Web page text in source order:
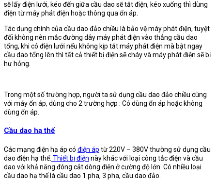
sẽ lấy điện lưới, kéo đến giữa cầu dao sẽ tắt điện, kéo xuống thì dùng
điện từ máy phát điện hoặc thông qua ổn áp.
Tác dụng chính của cầu dao đảo chiều là bảo vệ máy phát điện, tuyệt
đối không nên mắc đường dây máy phát điện vào thẳng cầu dao
tổng, khi có điện lưới nếu không kịp tắt máy phát điện mà bật ngay
cầu dao tổng lên thì tất cả thiết bị điện sẽ cháy và máy phát điện sẽ bị
hư hỏng.
Trong một số trường hợp, người ta sử dụng cầu dao đảo chiều cùng
với máy ổn áp, dùng cho 2 trường hợp : Có dùng ổn áp hoặc không
dùng ổn áp.
Cầu dao hạ thế
Các mạng điện hạ áp có điện áp từ 220V – 380V thường sử dụng cầu
dao điện hạ thế. Thiết bị điện này khác với loại công tắc điện và cầu
dao với khả năng đóng cắt dòng điện ở cường độ lớn. Có nhiều loại
cầu dao hạ thế là cầu dao 1 pha, 3 pha, cầu dao đảo.